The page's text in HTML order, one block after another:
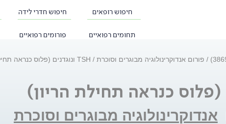
חיפוש רופאים חיפוש חדרי לידה
תחומים רפואיים פורומים רפואיים
פורום אנדוקרינולוגיה מבוגרים וסוכרת TSH ונוגדנים (פלוס כנראה תחילת הריון)
אנדוקרינולוגיה מבוגרים וסוכרת